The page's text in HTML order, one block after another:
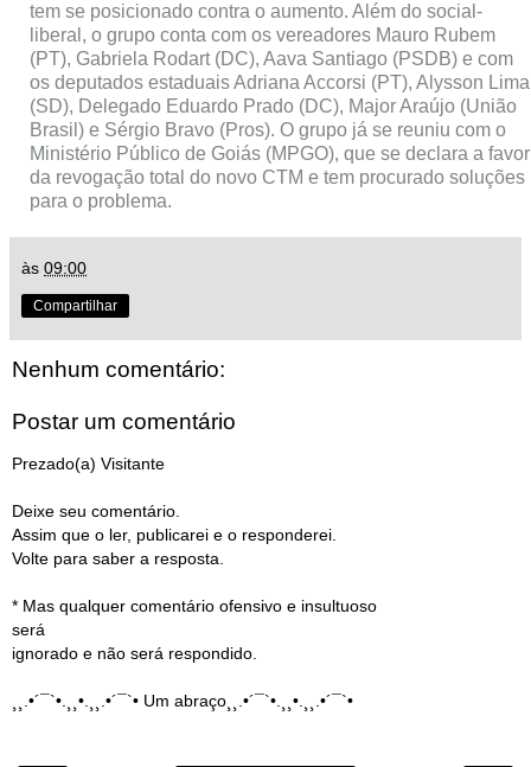
tem se posicionado contra o aumento. Além do social-
liberal, o grupo conta com os vereadores Mauro Rubem
(PT), Gabriela Rodart (DC), Aava Santiago (PSDB) e com
os deputados estaduais Adriana Accorsi (PT), Alysson Lima
(SD), Delegado Eduardo Prado (DC), Major Araújo (União
Brasil) e Sérgio Bravo (Pros). O grupo já se reuniu com o
Ministério Público de Goiás (MPGO), que se declara a favor
da revogação total do novo CTM e tem procurado soluções
para o problema.
às 09:00
Compartilhar
Nenhum comentário:
Postar um comentário
Prezado(a) Visitante
Deixe seu comentário.
Assim que o ler, publicarei e o responderei.
Volte para saber a resposta.
* Mas qualquer comentário ofensivo e insultuoso
será
ignorado e não será respondido.
¸¸.•´¯`•.¸¸•.¸¸.•´¯`• Um abraço¸¸.•´¯`•.¸¸•.¸¸.•´¯`•